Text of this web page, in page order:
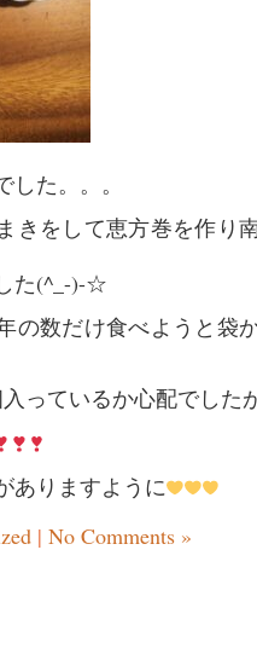
た。。。
きをして恵方巻を作り
た(^_-)-☆
の数だけ食べようと袋
っているか心配でした
ありますように
| No Comments »